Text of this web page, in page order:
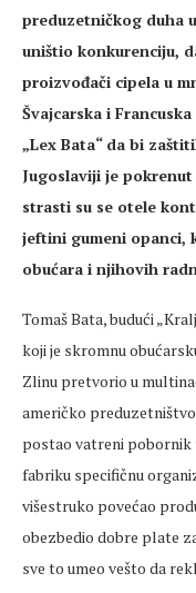
preduzetničkog duha
uništio konkurenciju,
proizvođači cipela u
Švajcarska i
„Lex Bata“ da bi
Jugoslaviji je
strasti su se otele
jeftini gumeni opanci,
obućara i njihovih
Tomaš Bata, budući
koji je skromnu
Zlinu pretvorio u
američko
postao vatreni pobornik
fabriku specifičnu
višestruko povećao
obezbedio dobre plate
sve to umeo vešto da